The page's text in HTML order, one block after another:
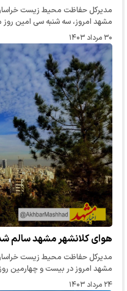
مدیرکل حفاظت محیط زیست
مشهد امروز، سه شنبه سی امین روز مرداد ۱۴۰۳ در شرایط
۳۰ مرداد ۱۴۰۳
هوای کلانشهر مشهد سالم
مدیرکل حفاظت محیط زیست
مشهد امروز در بیست و چهارمین روز مرداد ۱۴۰۳ پس
۲۴ مرداد ۱۴۰۳